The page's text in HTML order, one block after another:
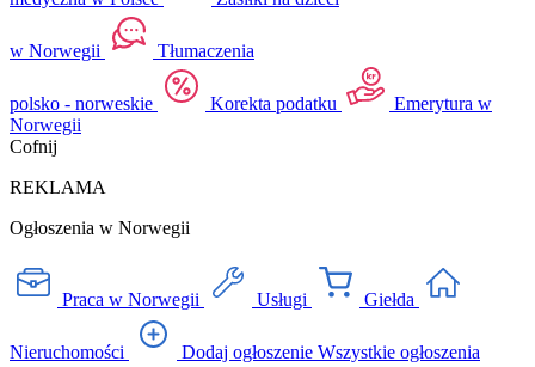
w Norwegii Tłumaczenia
polsko - norweskie Korekta podatku
Emerytura w
Norwegii
Cofnij
REKLAMA
Ogłoszenia w Norwegii
Praca w Norwegii Usługi Giełda
Nieruchomości Dodaj ogłoszenie Wszystkie ogłoszenia